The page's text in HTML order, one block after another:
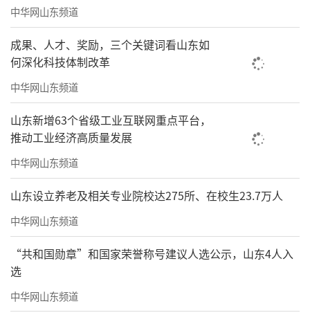
中华网山东频道
成果、人才、奖励，三个关键词看山东如
何深化科技体制改革
中华网山东频道
山东新增63个省级工业互联网重点平台，
推动工业经济高质量发展
中华网山东频道
山东设立养老及相关专业院校达275所、在校生23.7万人
中华网山东频道
“共和国勋章”和国家荣誉称号建议人选公示，山东4人入
选
中华网山东频道